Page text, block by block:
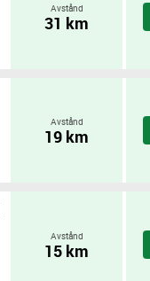
Avstånd
31 km
Avstånd
19 km
Avstånd
15 km